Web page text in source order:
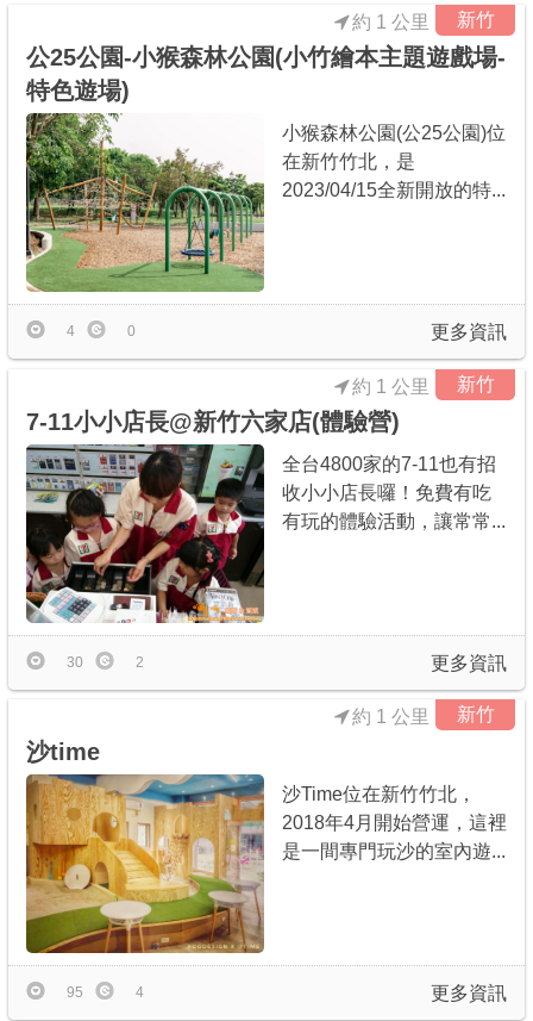
新竹
約 1 公里
公25公園-小猴森林公園(小竹繪本主題遊戲場-
特色遊場)
小猴森林公園(公25公園)位
在新竹竹北，是
2023/04/15全新開放的特...
更多資訊
4 0
新竹
約 1 公里
7-11小小店長@新竹六家店(體驗營)
全台4800家的7-11也有招
收小小店長囉！免費有吃
有玩的體驗活動，讓常常...
更多資訊
30 2
新竹
約 1 公里
沙time
沙Time位在新竹竹北，
2018年4月開始營運，這裡
是一間專門玩沙的室內遊...
更多資訊
95 4